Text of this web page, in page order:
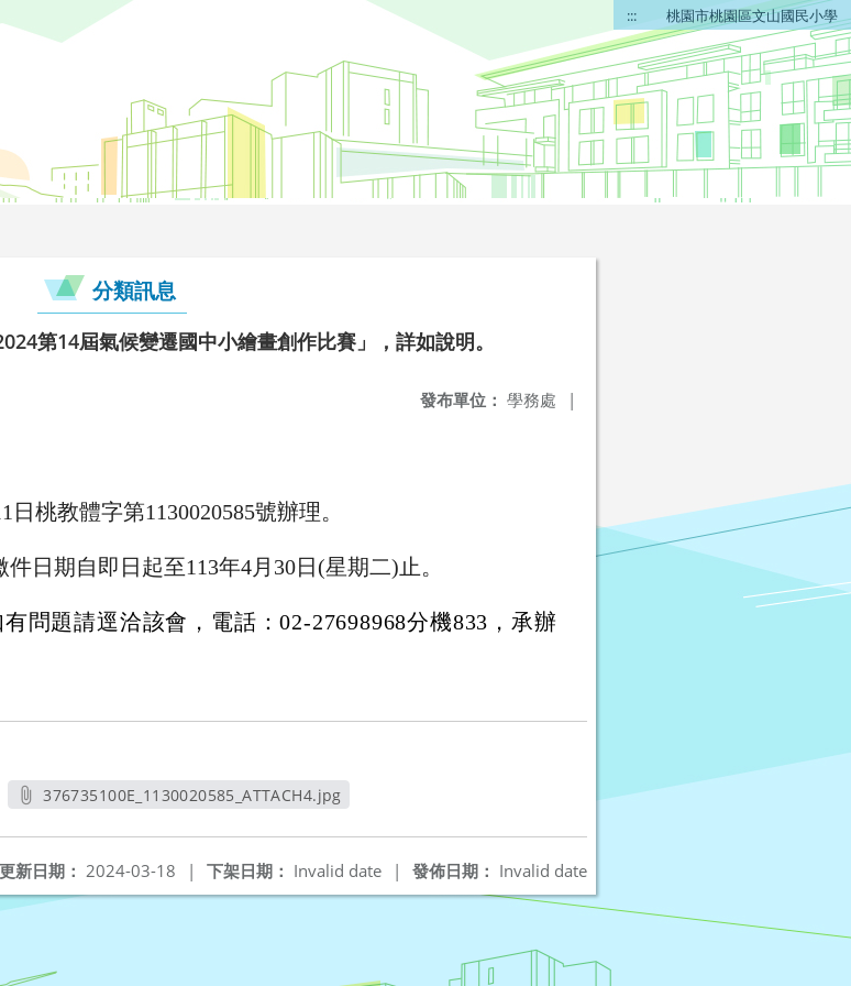
::: 桃園市桃園區文山國民小學
分類訊息
第14屆氣候變遷國中小繪畫創作比賽」，詳如說明。
發布單位： 學務處 |
桃教體字第1130020585號辦理。
日期自即日起至113年4月30日(星期二)止。
問題請逕洽該會，電話：02-27698968分機833，承辦
376735100E_1130020585_ATTACH4.jpg
發佈日期： Invalid date
下架日期： Invalid date |
新日期： 2024-03-18 |